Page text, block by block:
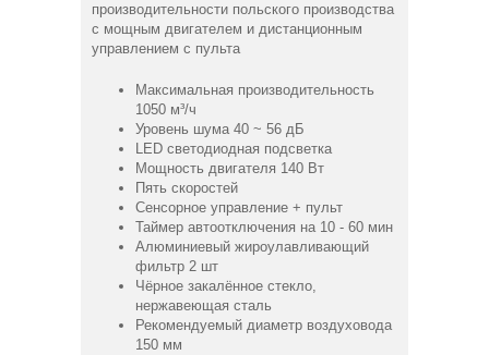
производительности польского производства
с мощным двигателем и дистанционным
управлением с пульта
Максимальная производительность
1050 м³/ч
Уровень шума 40 ~ 56 дБ
LED светодиодная подсветка
Мощность двигателя 140 Вт
Пять скоростей
Сенсорное управление + пульт
Таймер автоотключения на 10 - 60 мин
Алюминиевый жироулавливающий
фильтр 2 шт
Чёрное закалённое стекло,
нержавеющая сталь
Рекомендуемый диаметр воздуховода
150 мм